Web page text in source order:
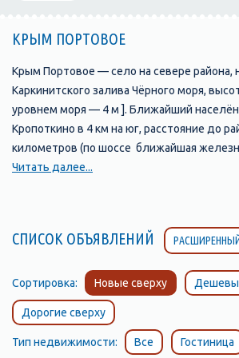
КРЫМ ПОРТОВОЕ
Крым Портовое — село на севере района,
Каркинитского залива Чёрного моря,
уровнем моря — 4 м ]. Ближайший
Кропоткино в 4 км на юг, расстояние до
километров (по шоссе ближайшая
— Красноперекопск (на линии Джанкой —
Судя по доступным историческим
зерна на баржах морем в Евпаторию. По
справочнику Таврической губернии. Ч.II-я.
очерк, выпуск пятый Евпаторийский уезд,
Коджамбакской волости Евпаторийского
Читать далее...
СПИСОК ОБЪЯВЛЕНИЙ
Сортировка: Новые сверху
Дорогие сверху
Тип недвижимости: Все Гостиница